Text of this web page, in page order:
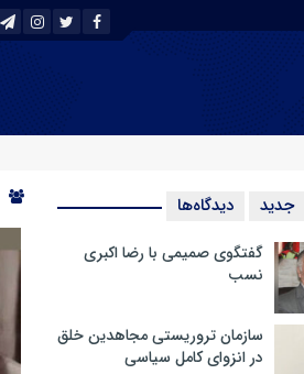
جدید دیدگاه‌ها
گفتگوی صمیمی با رضا اکبری
نسب
سازمان تروریستی مجاهدین خلق
در انزوای کامل سیاسی